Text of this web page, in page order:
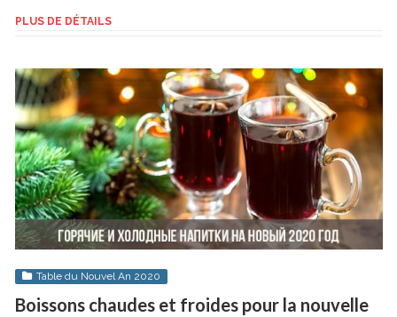
PLUS DE DÉTAILS
Table du Nouvel An 2020
Boissons chaudes et froides pour la nouvelle